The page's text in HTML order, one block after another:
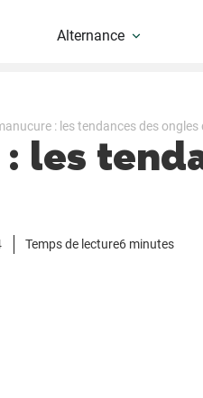
Alternance
: les tendances des ongles
les
Temps de lecture6 minutes